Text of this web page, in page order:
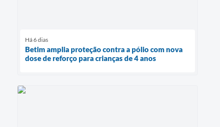
Há 6 dias
Betim amplia proteção contra a pólio com nova
dose de reforço para crianças de 4 anos